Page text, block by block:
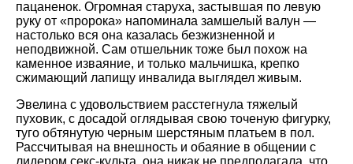
пацаненок. Огромная старуха, застывшая по левую
руку от
пророка
напоминала замшелый валун —
настолько вся она казалась безжизненной и
неподвижной. Сам отшельник тоже был похож на
каменное изваяние, и только мальчишка, крепко
сжимающий лапищу инвалида выглядел живым.
Эвелина с удовольствием расстегнула тяжелый
пуховик, с досадой оглядывая свою точеную фигурку,
туго обтянутую черным шерстяным платьем в пол.
Рассчитывая на внешность и обаяние в общении с
лидером секс-культа, она никак не предполагала, что